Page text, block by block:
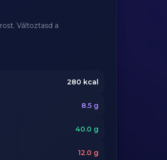
rost. Változtasd a
280 kcal
8.5 g
40.0 g
12.0 g